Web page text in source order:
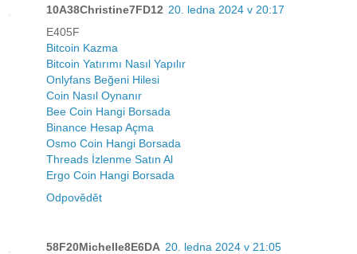
10A38Christine7FD12 20. ledna 2024 v 20:17
E405F
Bitcoin Kazma
Bitcoin Yatırımı Nasıl Yapılır
Onlyfans Beğeni Hilesi
Coin Nasıl Oynanır
Bee Coin Hangi Borsada
Binance Hesap Açma
Osmo Coin Hangi Borsada
Threads İzlenme Satın Al
Ergo Coin Hangi Borsada
Odpovědět
58F20Michelle8E6DA 20. ledna 2024 v 21:05